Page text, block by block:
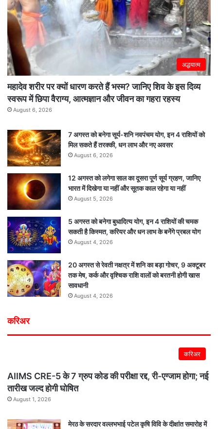
अद्धयात्म
महादेव शरीर पर क्यों धारण करते हैं भस्म? जानिए शिव के इस दिव्य
स्वरूप में छिपा वैराग्य, आत्मज्ञान और जीवन का गहरा रहस्य
August 6, 2026
7 अगस्त को बनेगा सूर्य-शनि नवपंचम योग, इन 4 राशियों को
मिल सकते हैं तरक्की, धन लाभ और नए अवसर
August 6, 2026
12 अगस्त को लगेगा साल का दूसरा पूर्ण सूर्य ग्रहण, जानिए
भारत में दिखेगा या नहीं और सूतक काल रहेगा या नहीं
August 5, 2026
5 अगस्त को बनेगा बुधादित्य योग, इन 4 राशियों की चमक
सकती है किस्मत, करियर और धन लाभ के बनेंगे प्रबल योग
August 4, 2026
20 अगस्त से रेवती नक्षत्र में शनि का बड़ा गोचर, 9 अक्टूबर
तक मेष, कर्क और वृश्चिक राशि वालों को बरतनी होगी खास
सावधानी
August 4, 2026
करिअर
करिअर
AIIMS CRE-5 के 7 ग्रुप कोड की परीक्षा रद्द, री-एग्जाम होगा; नई
तारीख जल्द होगी घोषित
August 1, 2026
मेरठ के सरदार वल्लभभाई पटेल कृषि विवि के दीक्षांत समारोह में